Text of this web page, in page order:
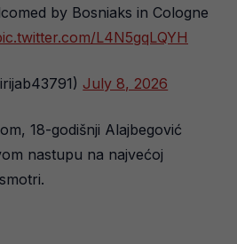
by Bosniaks in Cologne
L4N5gqLQYH
July 8, 2026
18-godišnji Alajbegović
nastupu na najvećoj